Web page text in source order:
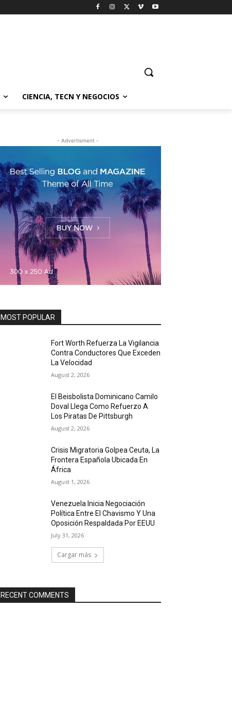
CIENCIA, TECN Y NEGOCIOS
- Advertisment -
MOST POPULAR
Fort Worth Refuerza La Vigilancia
Contra Conductores Que Exceden
La Velocidad
August 2, 2026
El Beisbolista Dominicano Camilo
Doval Llega Como Refuerzo A
Los Piratas De Pittsburgh
August 2, 2026
Crisis Migratoria Golpea Ceuta, La
Frontera Española Ubicada En
África
August 1, 2026
Venezuela Inicia Negociación
Política Entre El Chavismo Y Una
Oposición Respaldada Por EEUU
July 31, 2026
Cargar más
RECENT COMMENTS